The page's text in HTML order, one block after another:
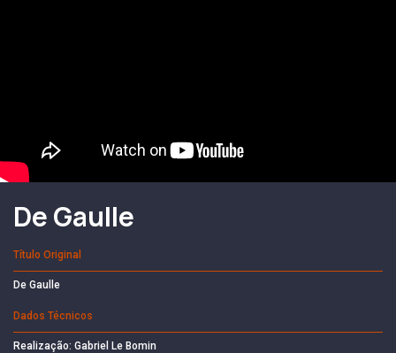
De Gaulle
Título Original
De Gaulle
Dados Técnicos
Realização: Gabriel Le Bomin